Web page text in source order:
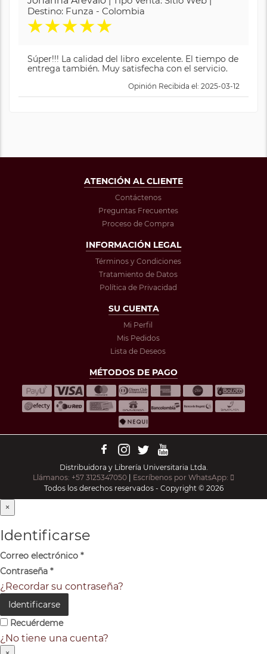
Destino: Funza - Colombia
★★★★★
Súper!!! La calidad del libro excelente. El tiempo de
entrega también. Muy satisfecha con el servicio.
Opinión Recibida el: 2025-03-12
ATENCIÓN AL CLIENTE
Contáctenos
Preguntas Frecuentes
Proceso de Compra
INFORMACIÓN LEGAL
Términos y Condiciones
Tratamiento de Datos
Política de Privacidad
SU CUENTA
Mi Perfil
Mis Pedidos
Lista de Deseos
MÉTODOS DE PAGO
Distribuidora y Librería Universitaria Ltda.
Llámanos: +57 3125347050
Escríbenos por WhatsApp:
Todos los derechos reservados - Copyright © 2026
×
Identificarse
Correo electrónico *
Contraseña *
¿Recordar su contraseña?
Identificarse
Recuérdeme
¿No tiene una cuenta?